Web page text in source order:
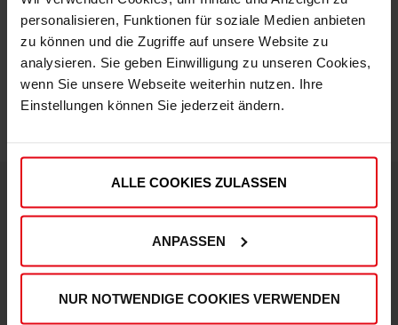
personalisieren, Funktionen für soziale Medien anbieten
zu können und die Zugriffe auf unsere Website zu
analysieren. Sie geben Einwilligung zu unseren Cookies,
wenn Sie unsere Webseite weiterhin nutzen. Ihre
Einstellungen können Sie jederzeit ändern.
ALLE COOKIES ZULASSEN
ANPASSEN
NUR NOTWENDIGE COOKIES VERWENDEN